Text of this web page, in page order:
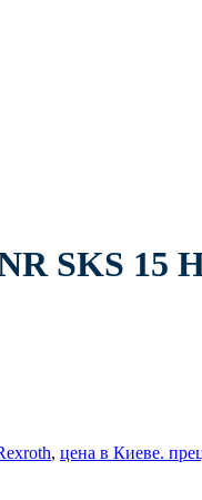
SKS 15
, цена в Киеве.